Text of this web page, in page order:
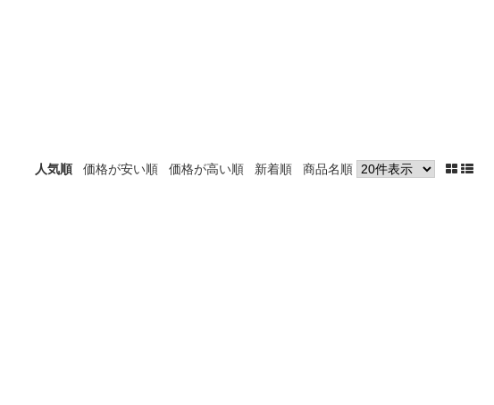
人気順 価格が安い順 価格が高い順 新着順 商品名順